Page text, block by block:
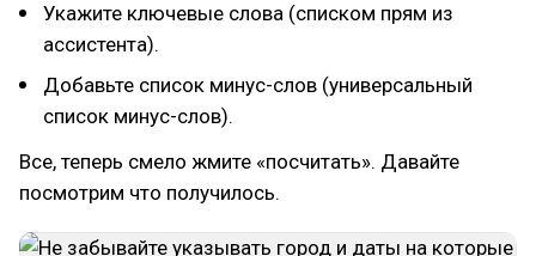
Укажите ключевые слова (списком прям из
ассистента).
Добавьте список минус-слов (универсальный
список минус-слов).
Все, теперь смело жмите «посчитать». Давайте
посмотрим что получилось.